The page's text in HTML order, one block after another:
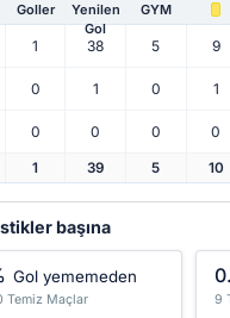
Goller
Yenilen
Gol
GYM
1 38 5 9
0 1 0 1
0 0 0 0
1 39 5 10
başına
Gol yememeden
Temiz Maçlar
9